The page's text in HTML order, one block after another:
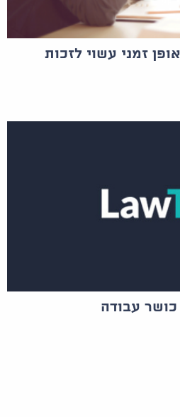
זמני עשוי לזכות
כושר עבודה